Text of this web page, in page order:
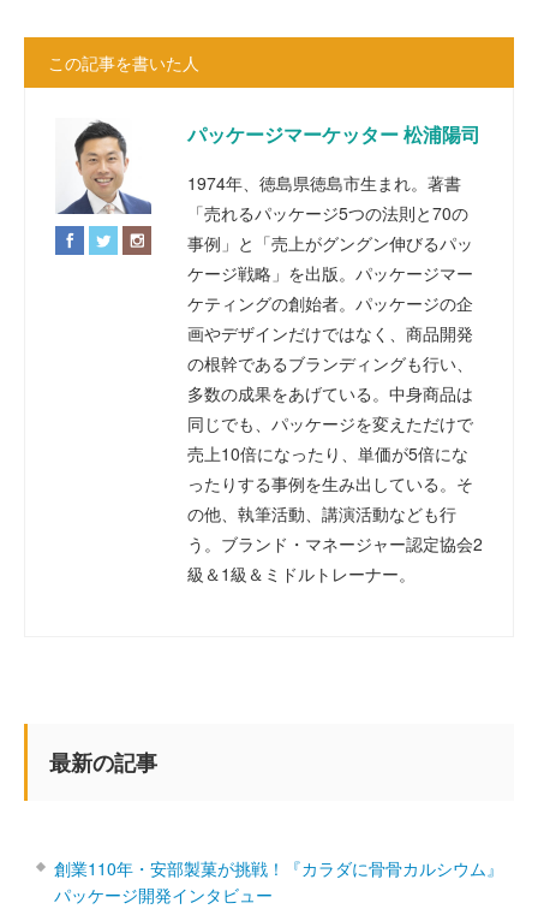
この記事を書いた人
パッケージマーケッター 松浦陽司
1974年、徳島県徳島市生まれ。著書
「売れるパッケージ5つの法則と70の
事例」と「売上がグングン伸びるパッ
ケージ戦略」を出版。パッケージマー
ケティングの創始者。パッケージの企
画やデザインだけではなく、商品開発
の根幹であるブランディングも行い、
多数の成果をあげている。中身商品は
同じでも、パッケージを変えただけで
売上10倍になったり、単価が5倍にな
ったりする事例を生み出している。そ
の他、執筆活動、講演活動なども行
う。ブランド・マネージャー認定協会2
級＆1級＆ミドルトレーナー。
最新の記事
創業110年・安部製菓が挑戦！『カラダに骨骨カルシウム』
パッケージ開発インタビュー